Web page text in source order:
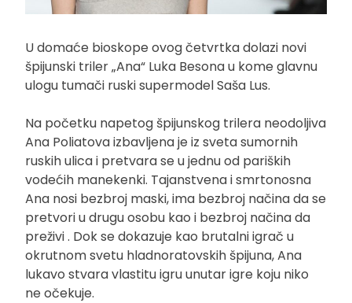
U domaće bioskope ovog četvrtka dolazi novi
špijunski triler „Ana“ Luka Besona u kome glavnu
ulogu tumači ruski supermodel Saša Lus.
Na početku napetog špijunskog trilera neodoljiva
Ana Poliatova izbavljena je iz sveta sumornih
ruskih ulica i pretvara se u jednu od pariških
vodećih manekenki. Tajanstvena i smrtonosna
Ana nosi bezbroj maski, ima bezbroj načina da se
pretvori u drugu osobu kao i bezbroj načina da
preživi . Dok se dokazuje kao brutalni igrač u
okrutnom svetu hladnoratovskih špijuna, Ana
lukavo stvara vlastitu igru unutar igre koju niko
ne očekuje.